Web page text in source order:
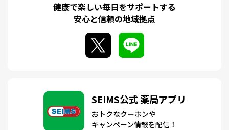
健康で楽しい毎日をサポートする
安心と信頼の地域拠点
SEIMS公式 薬局アプリ
おトクなクーポンや
キャンペーン情報を配信！